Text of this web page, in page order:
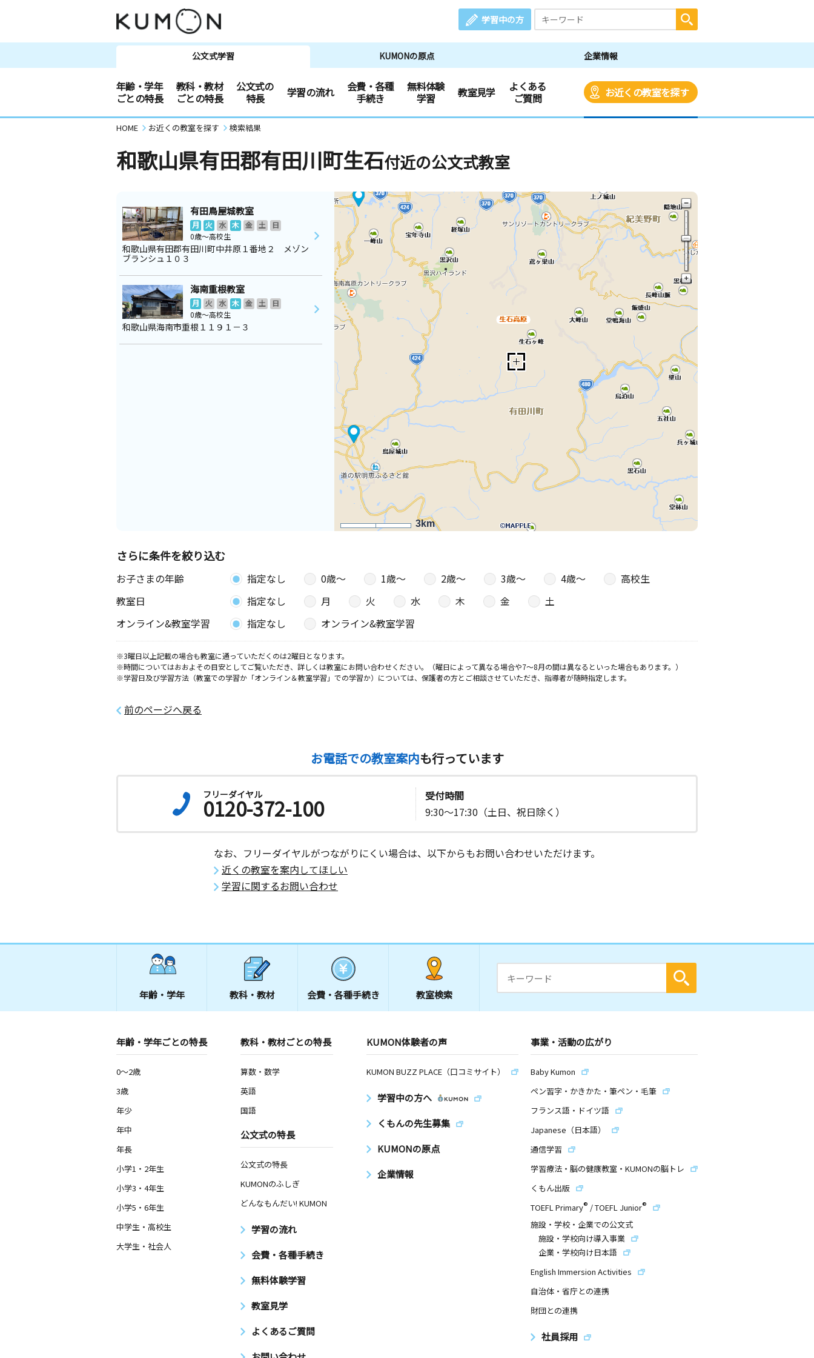
学習中の方
公文式学習 KUMONの原点 企業情報
年齢・学年
ごとの特長
教科・教材
ごとの特長
公文式の
特長
学習の流れ
会費・各種
手続き
無料体験
学習
教室見学
よくある
ご質問
お近くの教室を探す
HOME お近くの教室を探す 検索結果
和歌山県有田郡有田川町生石付近の公文式教室
3km
有田鳥屋城教室
月 火 水 木 金 土
日
0歳～高校生
和歌山県有田郡有田川町中井原１番地２ メゾン
ブランシュ１０３
海南重根教室
月 火 水 木 金 土
日
0歳～高校生
和歌山県海南市重根１１９１－３
さらに条件を絞り込む
お子さまの年齢 指定なし 0歳〜 1歳〜 2歳〜 3歳〜 4歳〜
高校生
教室日
指定なし 月 火 水 木 金
土
オンライン&教室学習
指定なし オンライン&教室学習
※3曜日以上記載の場合も教室に通っていただくのは2曜日となります。
※時間についてはおおよその目安としてご覧いただき、詳しくは教室にお問い合わせください。（曜日によって異なる場合や7～8月の間は異なるといった場合もあります。）
※学習日及び学習方法（教室での学習か「オンライン＆教室学習」での学習か）については、保護者の方とご相談させていただき、指導者が随時指定します。
前のページへ戻る
お電話での教室案内も行っています
フリーダイヤル
0120-372-100
受付時間
9:30～17:30（土日、祝日除く）
なお、フリーダイヤルがつながりにくい場合は、以下からもお問い合わせいただけます。
近くの教室を案内してほしい
学習に関するお問い合わせ
年齢・学年 教科・教材 会費・ 各種手続き 教室検索
年齢・学年ごとの特長
0～2歳
3歳
年少
年中
年長
小学1・2年生
小学3・4年生
小学5・6年生
中学生・高校生
大学生・社会人
教科・教材ごとの特長
算数・数学
英語
国語
公文式の特長
公文式の特長
KUMONのふしぎ
どんなもんだい! KUMON
学習の流れ
会費・各種手続き
無料体験学習
教室見学
よくあるご質問
KUMON体験者の声
KUMON BUZZ PLACE（口コミサイト）
学習中の方へ
くもんの先生募集
KUMONの原点
企業情報
事業・活動の広がり
Baby Kumon
ペン習字・かきかた・筆ペン・毛筆
フランス語・ドイツ語
Japanese（日本語）
通信学習
学習療法・脳の健康教室・KUMONの脳トレ
くもん出版
TOEFL Primary® /TOEFL Junior®
施設・学校・企業での公文式
施設・学校向け導入事業
企業・学校向け日本語
English Immersion Activities
自治体・省庁との連携
財団との連携
社員採用